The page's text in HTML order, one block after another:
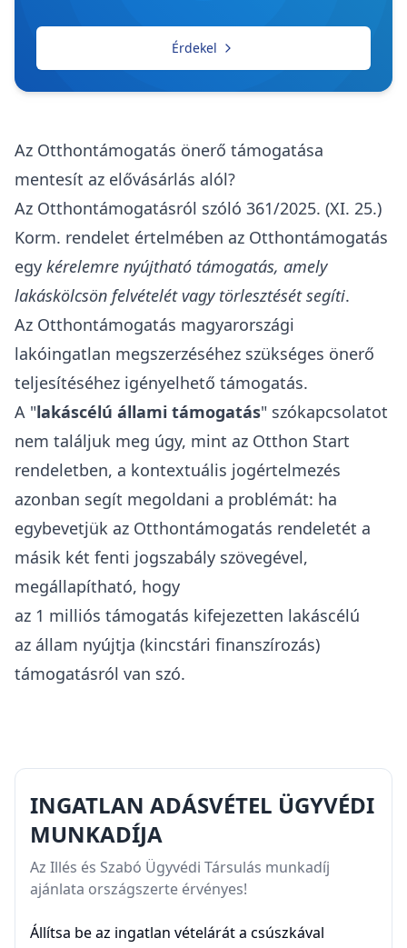
Érdekel
Az Otthontámogatás önerő támogatása
mentesít az elővásárlás alól?
Az Otthontámogatásról szóló 361/2025. (XI. 25.)
Korm. rendelet értelmében az Otthontámogatás
egy kérelemre nyújtható támogatás, amely
lakáskölcsön felvételét vagy törlesztését segíti.
Az Otthontámogatás magyarországi
lakóingatlan megszerzéséhez szükséges önerő
teljesítéséhez igényelhető támogatás.
A "lakáscélú állami támogatás" szókapcsolatot
nem találjuk meg úgy, mint az Otthon Start
rendeletben, a kontextuális jogértelmezés
azonban segít megoldani a problémát: ha
egybevetjük az Otthontámogatás rendeletét a
másik két fenti jogszabály szövegével,
megállapítható, hogy
az 1 milliós támogatás kifejezetten lakáscélú
az állam nyújtja (kincstári finanszírozás)
támogatásról van szó.
INGATLAN ADÁSVÉTEL ÜGYVÉDI
MUNKADÍJA
Az Illés és Szabó Ügyvédi Társulás munkadíj
ajánlata országszerte érvényes!
Állítsa be az ingatlan vételárát a csúszkával